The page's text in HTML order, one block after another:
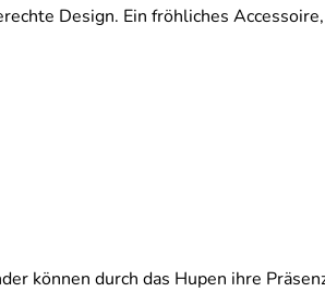
Design. Ein fröhliches
können durch das Hupen ihre